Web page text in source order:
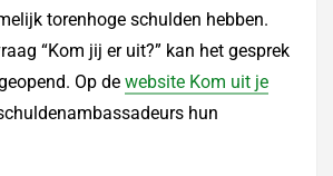
torenhoge schulden hebben.
“Kom jij er uit?” kan het gesprek
Op de website Kom uit je
hun